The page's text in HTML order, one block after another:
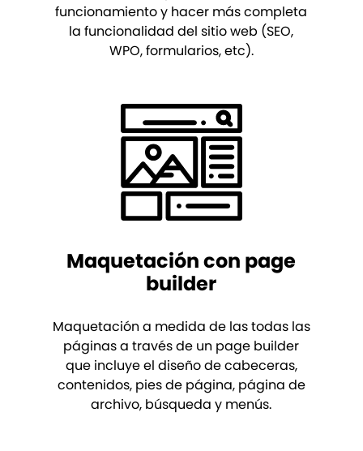
funcionamiento y hacer más completa
la funcionalidad del sitio web (SEO,
WPO, formularios, etc).
Maquetación con page
builder
Maquetación a medida de las todas las
páginas a través de un page builder
que incluye el diseño de cabeceras,
contenidos, pies de página, página de
archivo, búsqueda y menús.